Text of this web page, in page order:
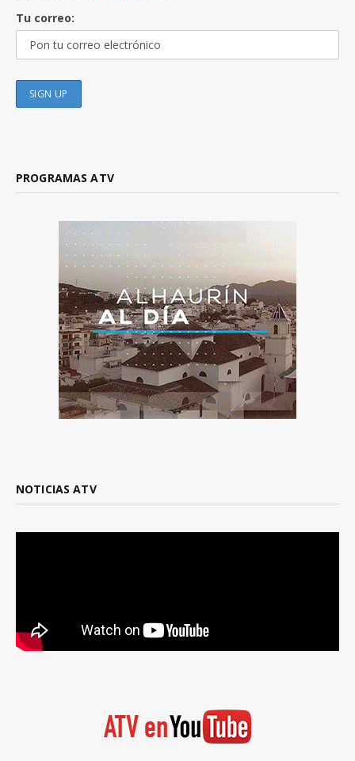
Tu correo:
PROGRAMAS ATV
NOTICIAS ATV